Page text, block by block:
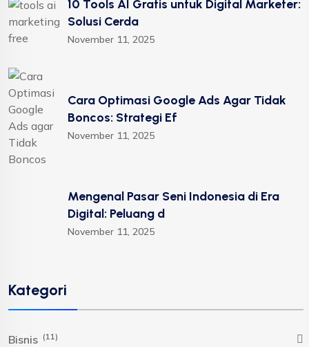
10 Tools AI Gratis untuk Digital Marketer:
Solusi Cerda
November 11, 2025
Cara Optimasi Google Ads Agar Tidak
Boncos: Strategi Ef
November 11, 2025
Mengenal Pasar Seni Indonesia di Era
Digital: Peluang d
November 11, 2025
Kategori
Bisnis (11)